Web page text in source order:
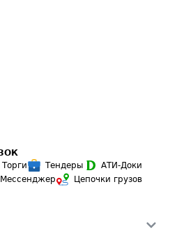
Торги Тендеры
АТИ-Доки
Цепочки грузов